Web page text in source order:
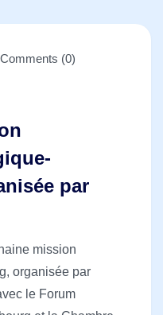
Comments (0)
par
mission
organisée par
le Forum